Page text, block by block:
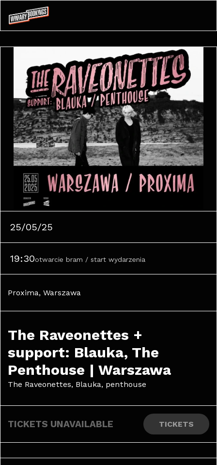
25/05/25
19:30otwarcie bram / start wydarzenia
Proxima, Warszawa
The Raveonettes +
support: Blauka, The
Penthouse | Warszawa
The Raveonettes, Blauka, penthouse
TICKETS UNAVAILABLE TICKETS